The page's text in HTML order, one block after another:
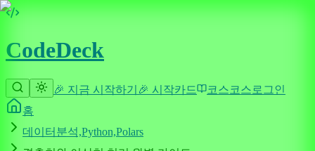
CodeDeck
🎉 지금 시작하기 🎉 시작카드 코스코스 로그인
홈
데이터분석,Python,Polars